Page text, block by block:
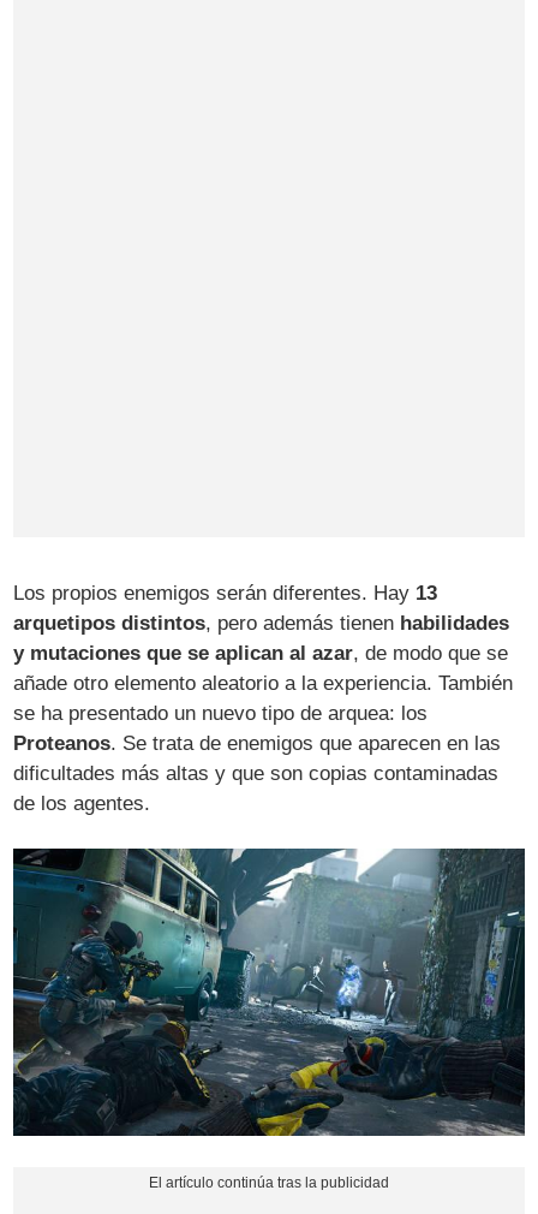
Los propios enemigos serán diferentes. Hay 13
arquetipos distintos, pero además tienen habilidades
y mutaciones que se aplican al azar, de modo que se
añade otro elemento aleatorio a la experiencia. También
se ha presentado un nuevo tipo de arquea: los
Proteanos. Se trata de enemigos que aparecen en las
dificultades más altas y que son copias contaminadas
de los agentes.